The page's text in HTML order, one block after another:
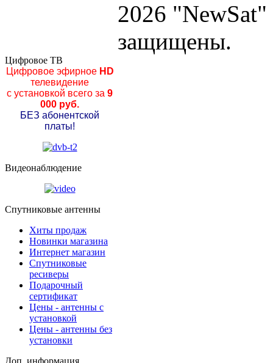
2026
защищены.
Цифровое ТВ
Цифровое эфирноеHD
телевидение
с установкой всего за 9
000 руб.
БЕЗ абонентской
платы!
Видеонаблюдение
Спутниковые антенны
Хиты продаж
Новинки магазина
Интернет магазин
Спутниковые
ресиверы
Подарочный
сертификат
Цены - антенны с
установкой
Цены - антенны без
установки
Доп. информация